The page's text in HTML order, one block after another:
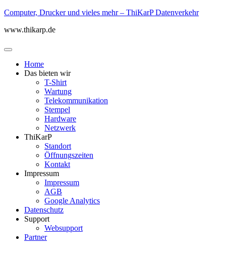
Computer, Drucker und vieles mehr – ThiKarP Datenverkehr
www.thikarp.de
Home
Das bieten wir
T-Shirt
Wartung
Telekommunikation
Stempel
Hardware
Netzwerk
ThiKarP
Standort
Öffnungszeiten
Kontakt
Impressum
Impressum
AGB
Google Analytics
Datenschutz
Support
Websupport
Partner